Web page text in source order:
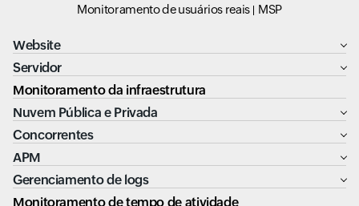
Monitoramento de usuários reais
MSP
Website
Servidor
Monitoramento da infraestrutura
Nuvem Pública e Privada
Concorrentes
APM
Gerenciamento de logs
Monitoramento de tempo de atividade